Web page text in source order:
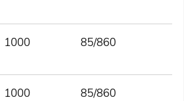
1000 85/860
1000 85/860